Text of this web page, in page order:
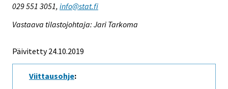
029 551 3051, info@stat.fi
Vastaava tilastojohtaja: Jari Tarkoma
Päivitetty 24.10.2019
Viittausohje: